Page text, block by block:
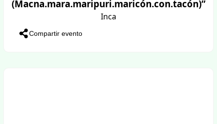
(Macna.mara.maripuri.maricón.con.tacón)”
Inca
Compartir evento